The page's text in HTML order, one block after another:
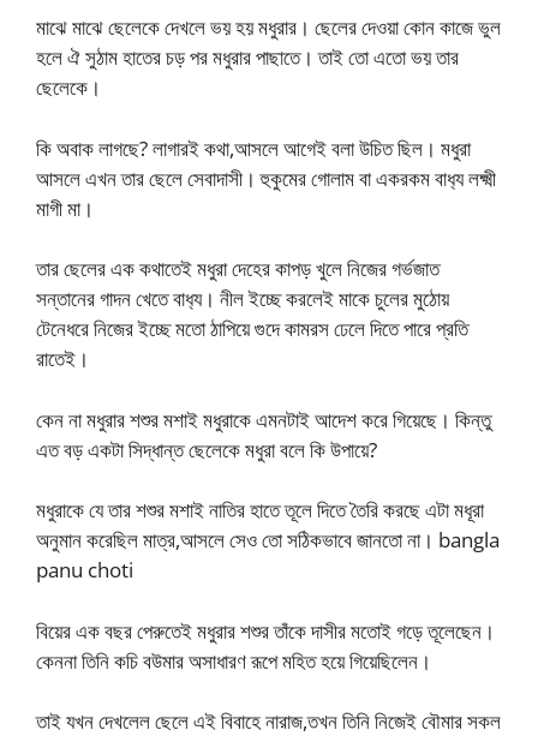
মাঝে মাঝে ছেলেকে দেখলে ভয় হয় মধুরার। ছেলের দেওয়া কোন কাজে ভুল
হলে ঐ সুঠাম হাতের চড় পর মধুরার পাছাতে। তাই তো এতো ভয় তার
ছেলেকে।
কি অবাক লাগছে? লাগারই কথা,আসলে আগেই বলা উচিত ছিল। মধুরা
আসলে এখন তার ছেলে সেবাদাসী। হুকুমের গোলাম বা একরকম বাধ‍্য লক্ষ্মী
মাগী মা।
তার ছেলের এক কথাতেই মধুরা দেহের কাপড় খুলে নিজের গর্ভজাত
সন্তানের গাদন খেতে বাধ‍্য। নীল ইচ্ছে করলেই মাকে চুলের মুঠোয়
টেনেধরে নিজের ইচ্ছে মতো ঠাপিয়ে গুদে কামরস ঢেলে দিতে পারে প্রতি
রাতেই।
কেন না মধুরার শশুর মশাই মধুরাকে এমনটাই আদেশ করে গিয়েছে। কিন্তু
এত বড় একটা সিদ্ধান্ত ছেলেকে মধুরা বলে কি উপায়ে?
মধুরাকে যে তার শশুর মশাই নাতির হাতে তূলে দিতে তৈরি করছে এটা মধূরা
অনুমান করেছিল মাত্র,আসলে সেও তো সঠিকভাবে জানতো না। bangla
panu choti
বিয়ের এক বছর পেরুতেই মধুরার শশুর তাঁকে দাসীর মতোই গড়ে তূলেছেন।
কেননা তিনি কচি বউমার অসাধারণ রূপে মহিত হয়ে গিয়েছিলেন।
তাই যখন দেখলেল ছেলে এই বিবাহে নারাজ,তখন তিনি নিজেই বৌমার সকল